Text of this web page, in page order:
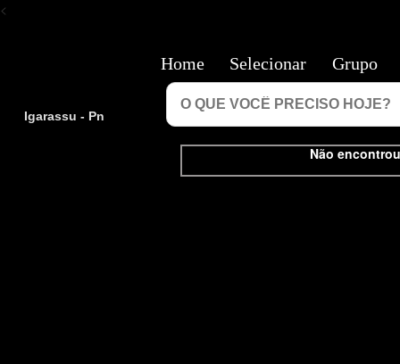
<
Igarassu - Pn
Não
Home Selecionar Grupo